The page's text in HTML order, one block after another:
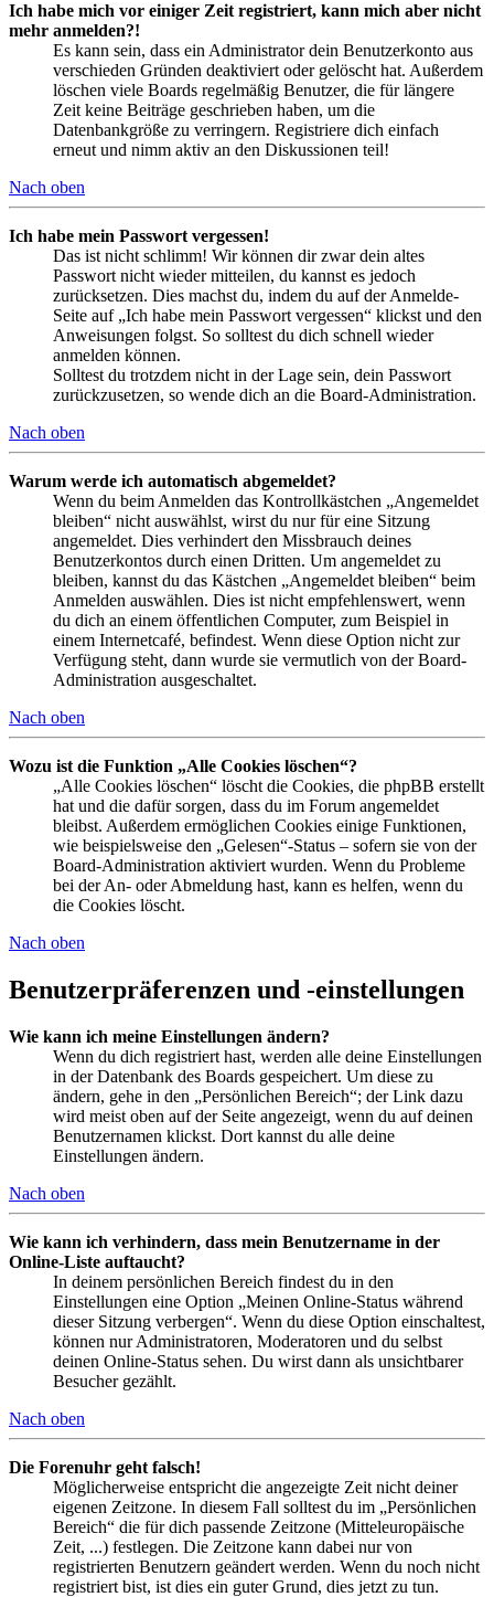
Ich habe mich vor einiger Zeit registriert, kann mich aber nicht
mehr anmelden?!
Es kann sein, dass ein Administrator dein Benutzerkonto aus
verschieden Gründen deaktiviert oder gelöscht hat. Außerdem
löschen viele Boards regelmäßig Benutzer, die für längere
Zeit keine Beiträge geschrieben haben, um die
Datenbankgröße zu verringern. Registriere dich einfach
erneut und nimm aktiv an den Diskussionen teil!
Nach oben
Ich habe mein Passwort vergessen!
Das ist nicht schlimm! Wir können dir zwar dein altes
Passwort nicht wieder mitteilen, du kannst es jedoch
zurücksetzen. Dies machst du, indem du auf der Anmelde-
Seite auf „Ich habe mein Passwort vergessen“ klickst und den
Anweisungen folgst. So solltest du dich schnell wieder
anmelden können.
Solltest du trotzdem nicht in der Lage sein, dein Passwort
zurückzusetzen, so wende dich an die Board-Administration.
Nach oben
Warum werde ich automatisch abgemeldet?
Wenn du beim Anmelden das Kontrollkästchen „Angemeldet
bleiben“ nicht auswählst, wirst du nur für eine Sitzung
angemeldet. Dies verhindert den Missbrauch deines
Benutzerkontos durch einen Dritten. Um angemeldet zu
bleiben, kannst du das Kästchen „Angemeldet bleiben“ beim
Anmelden auswählen. Dies ist nicht empfehlenswert, wenn
du dich an einem öffentlichen Computer, zum Beispiel in
einem Internetcafé, befindest. Wenn diese Option nicht zur
Verfügung steht, dann wurde sie vermutlich von der Board-
Administration ausgeschaltet.
Nach oben
Wozu ist die Funktion „Alle Cookies löschen“?
„Alle Cookies löschen“ löscht die Cookies, die phpBB erstellt
hat und die dafür sorgen, dass du im Forum angemeldet
bleibst. Außerdem ermöglichen Cookies einige Funktionen,
wie beispielsweise den „Gelesen“-Status – sofern sie von der
Board-Administration aktiviert wurden. Wenn du Probleme
bei der An- oder Abmeldung hast, kann es helfen, wenn du
die Cookies löscht.
Nach oben
Benutzerpräferenzen und -einstellungen
Wie kann ich meine Einstellungen ändern?
Wenn du dich registriert hast, werden alle deine Einstellungen
in der Datenbank des Boards gespeichert. Um diese zu
ändern, gehe in den „Persönlichen Bereich“; der Link dazu
wird meist oben auf der Seite angezeigt, wenn du auf deinen
Benutzernamen klickst. Dort kannst du alle deine
Einstellungen ändern.
Nach oben
Wie kann ich verhindern, dass mein Benutzername in der
Online-Liste auftaucht?
In deinem persönlichen Bereich findest du in den
Einstellungen eine Option „Meinen Online-Status während
dieser Sitzung verbergen“. Wenn du diese Option einschaltest,
können nur Administratoren, Moderatoren und du selbst
deinen Online-Status sehen. Du wirst dann als unsichtbarer
Besucher gezählt.
Nach oben
Die Forenuhr geht falsch!
Möglicherweise entspricht die angezeigte Zeit nicht deiner
eigenen Zeitzone. In diesem Fall solltest du im „Persönlichen
Bereich“ die für dich passende Zeitzone (Mitteleuropäische
Zeit, ...) festlegen. Die Zeitzone kann dabei nur von
registrierten Benutzern geändert werden. Wenn du noch nicht
registriert bist, ist dies ein guter Grund, dies jetzt zu tun.